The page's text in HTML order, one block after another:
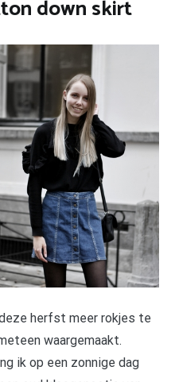
down skirt
herfst meer rokjes te
waargemaakt.
ik op een zonnige dag